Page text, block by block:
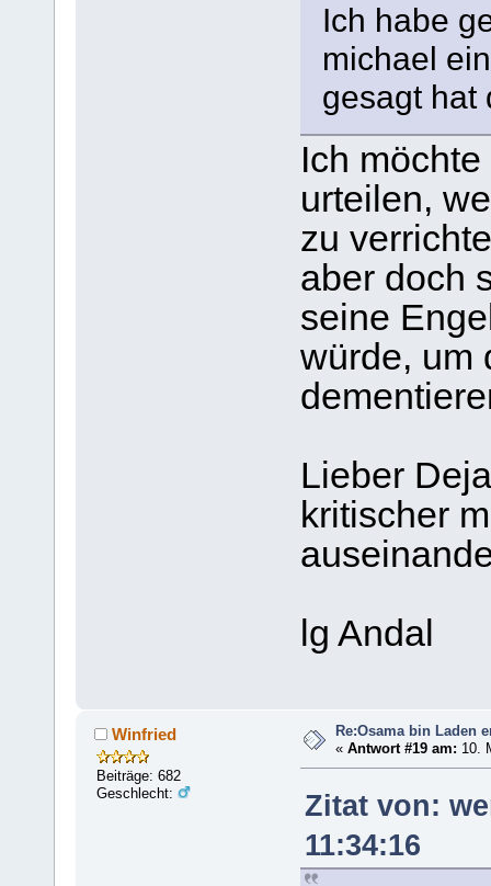
Ich habe
michael
gesagt hat
Ich
urteilen,
zu
aber doch
seine
würde, um
Lieber
kritischer
lg Andal
Winfried
Beiträge: 682
Geschlecht:
Re:Osama bin Laden
«Antwort #19 am: 10.
Zitat von:
11:34:16